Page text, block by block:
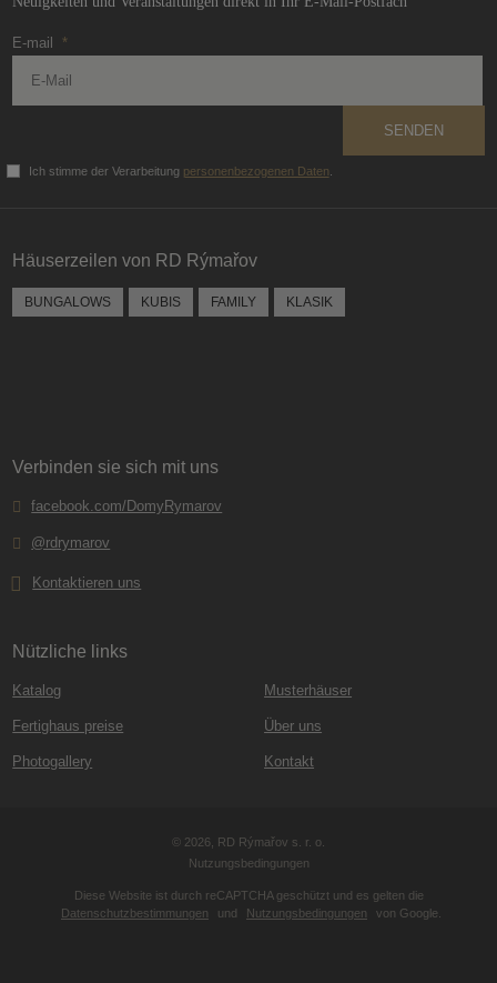
E-mail *
SENDEN
Ich stimme der Verarbeitung personenbezogenen Daten
nicht
gesendet
werden
Häuserzeilen von RD Rýmařov
BUNGALOWS KUBIS FAMILY KLASIK
Verbinden sie sich mit uns
facebook.com/DomyRymarov
@rdrymarov
Kontaktieren uns
Nützliche links
Katalog
Fertighaus preise
Photogallery
Musterhäuser
Über uns
Kontakt
© 2026, RD Rýmařov s. r. o.
Nutzungsbedingungen
Diese Website ist durch reCAPTCHA geschützt und es gelten die
Datenschutzbestimmungen
und Nutzungsbedingungen von Google.